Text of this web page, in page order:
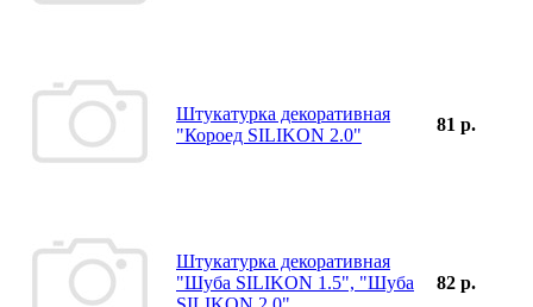
Штукатурка декоративная
"Короед SILIKON 2.0"
81 р.
Штукатурка декоративная
"Шуба SILIKON 1.5", "Шуба
82 р.